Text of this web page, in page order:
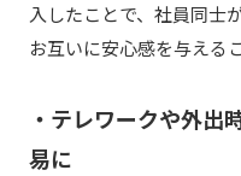
入したことで、社員同士
お互いに安心感を与える
・テレワークや外出
易に